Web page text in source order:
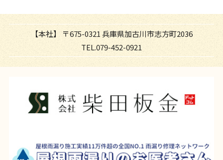
【本社】
〒675-0321 兵庫県加古川市志方町2036
TEL.079-452-0921